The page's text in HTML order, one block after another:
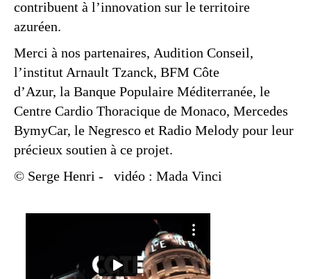
contribuent à l’innovation sur le territoire
azuréen.
Merci à nos partenaires, Audition Conseil,
l’institut Arnault Tzanck, BFM Côte
d’Azur, la Banque Populaire Méditerranée, le
Centre Cardio Thoracique de Monaco, Mercedes
BymyCar, le Negresco et Radio Melody pour leur
précieux soutien à ce projet.
© Serge Henri - vidéo : Mada Vinci